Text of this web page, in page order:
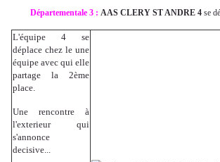
Départementale 3 : AAS CLERY ST ANDRE 4 se
L'équipe 4 se
déplace chez le une
équipe avec qui elle
partage la 2ème
place.
Une rencontre à
l'exterieur qui
s'annonce
decisive...